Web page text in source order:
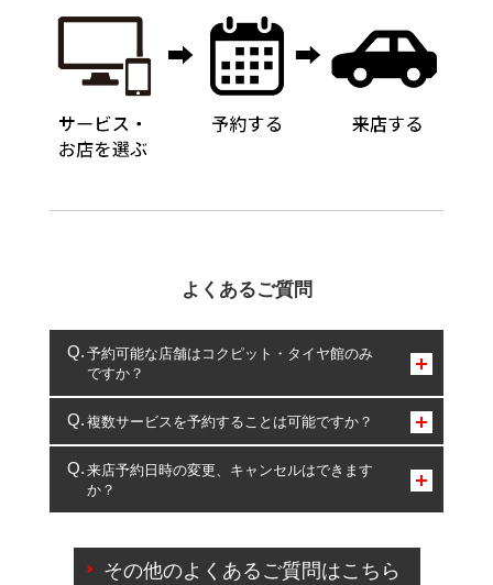
よくあるご質問
予約可能な店舗はコクピット・タイヤ館のみ
ですか？
コクピット・タイヤ館のみとなります。
複数サービスを予約することは可能ですか？
複数サービスのご予約は可能です。
一部の商品・サービスの組み合わせに限り、同時にご予約が
出来ないものもございます。
来店予約日時の変更、キャンセルはできます
か？
ご来店予約日の3営業日前を過ぎている場合のご予約
その他のよくあるご質問はこちら